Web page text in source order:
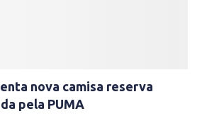
nova camisa reserva
pela PUMA